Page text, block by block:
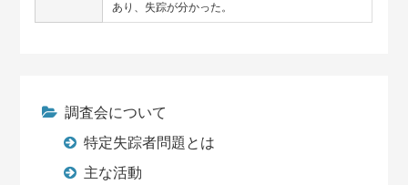
あり、失踪が分かった。
調査会について
特定失踪者問題とは
主な活動